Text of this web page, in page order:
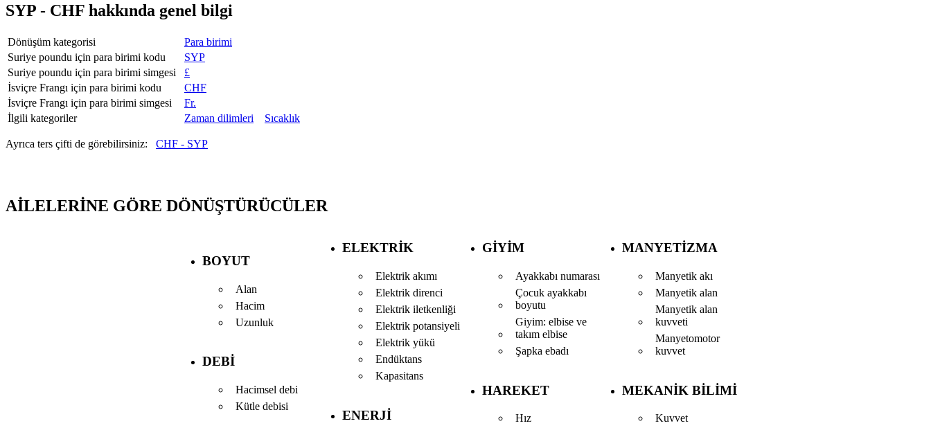
SYP - CHF hakkında genel bilgi
Dönüşüm kategorisi
Para birimi
Suriye poundu için para birimi kodu
SYP
Suriye poundu için para birimi simgesi
£
İsviçre Frangı için para birimi kodu
CHF
İsviçre Frangı için para birimi simgesi
Fr.
İlgili kategoriler
Zaman dilimleri Sıcaklık
Ayrıca ters çifti de görebilirsiniz: CHF - SYP
AILELERINE GÖRE DÖNÜŞTÜRÜCÜLER
BOYUT
Alan
Hacim
Uzunluk
DEBI
Hacimsel debi
Kütle debisi
ELEKTRIK
Elektrik akımı
Elektrik direnci
Elektrik iletkenliği
Elektrik potansiyeli
Elektrik yükü
Endüktans
Kapasitans
ENERJI
GIYIM
Ayakkabı numarası
Çocuk ayakkabı
boyutu
Giyim: elbise ve
takım elbise
Şapka ebadı
HAREKET
Hız
MANYETIZMA
Manyetik akı
Manyetik alan
Manyetik alan
kuvveti
Manyetomotor
kuvvet
MEKANIK BILIMI
Kuvvet